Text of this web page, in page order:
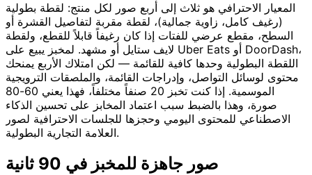
المعيار الاحترافي هو ثلاث إلى أربع صور لكل منتج: لقطة بطولية
(رغيف كامل، زاوية جمالية)، لقطة مقربة لتفاصيل القشرة أو
السطح، مقطع عرضي للفتات إذا كان رغيفاً قابلاً للقطع، ولقطة
لايف ستايل أو مشهد. لمخبز يبيع على Uber Eats أو DoorDash،
اللقطة البطولية وحدها كافية للقائمة — لكن امتلاك الأربع يمنحك
محتوى لوسائل التواصل، وإدراجات القائمة، والملصقات الترويجية
الموسمية. إذا كنت تخبز 20 صنفاً مختلفاً، فهذا يعني 60-80
صورة، وهذا بالضبط سبب اعتماد المخابز على تحسين الذكاء
الاصطناعي للمحتوى اليومي وحجزها للجلسات الاحترافية لصور
العلامة التجارية البطولية.
صور جاهزة للمخبز في 90 ثانية